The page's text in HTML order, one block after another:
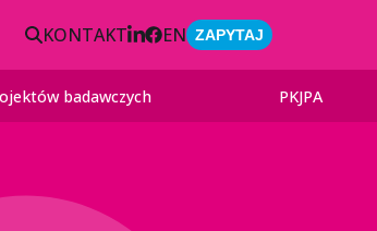
KONTAKT EN ZAPYTAJ
badawczych PKJPA